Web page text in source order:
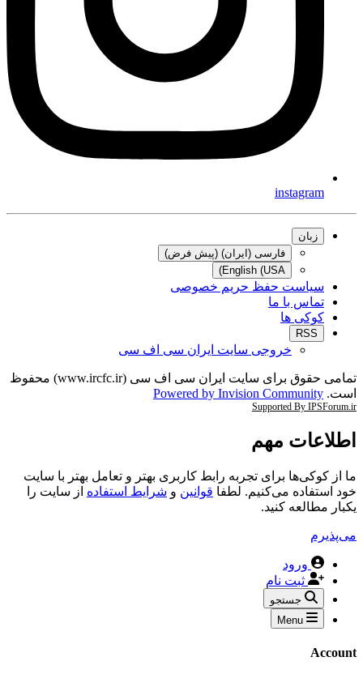
instagram
زبان
فارسی (ایران) (پیش فرض)
English (USA)
سیاست حفظ حریم خصوصی
تماس با ما
کوکی ها
RSS
خروجی سایت ایران سی اف سی
تمامی حقوق برای سایت ایران سی اف سی (www.ircfc.ir) محفوظ
است. Powered by Invision Community
Supported By IPSForum.ir
اطلاعات مهم
ما از کوکی‌ها برای تجربه رابط کاربری بهتر و تعامل بهتر با سایت
خود استفاده می‌کنیم. لطفا قوانین و شرایط استفاده از سایت را
یکبار مطالعه کنید.
می‌پذیرم
ورود
ثبت نام
جستجو
Menu
Account